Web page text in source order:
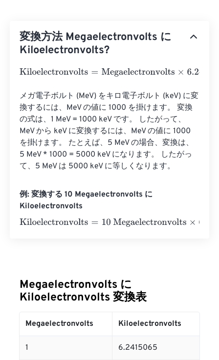
変換方法 Megaelectronvolts に
Kiloelectronvolts?
Kiloelectronvolts=Megaelectronvolts×
メガ電子ボルト (MeV) をキロ電子ボルト (keV) に変
換するには、MeV の値に 1000 を掛けます。 変換
の式は、1 MeV = 1000 keV です。 したがって、
MeV から keV に変換するには、MeV の値に 1000
を掛けます。 たとえば、5 MeV の場合、変換は、
5 MeV * 1000 = 5000 keV になります。 したがっ
て、5 MeV は 5000 keV に等しくなります。
例: 変換する 10 Megaelectronvolts に
Kiloelectronvolts
Kiloelectronvolts=10 Megaelectronvolts×
Megaelectronvolts に
Kiloelectronvolts 変換表
Megaelectronvolts Kiloelectronvolts
1 6.2415065